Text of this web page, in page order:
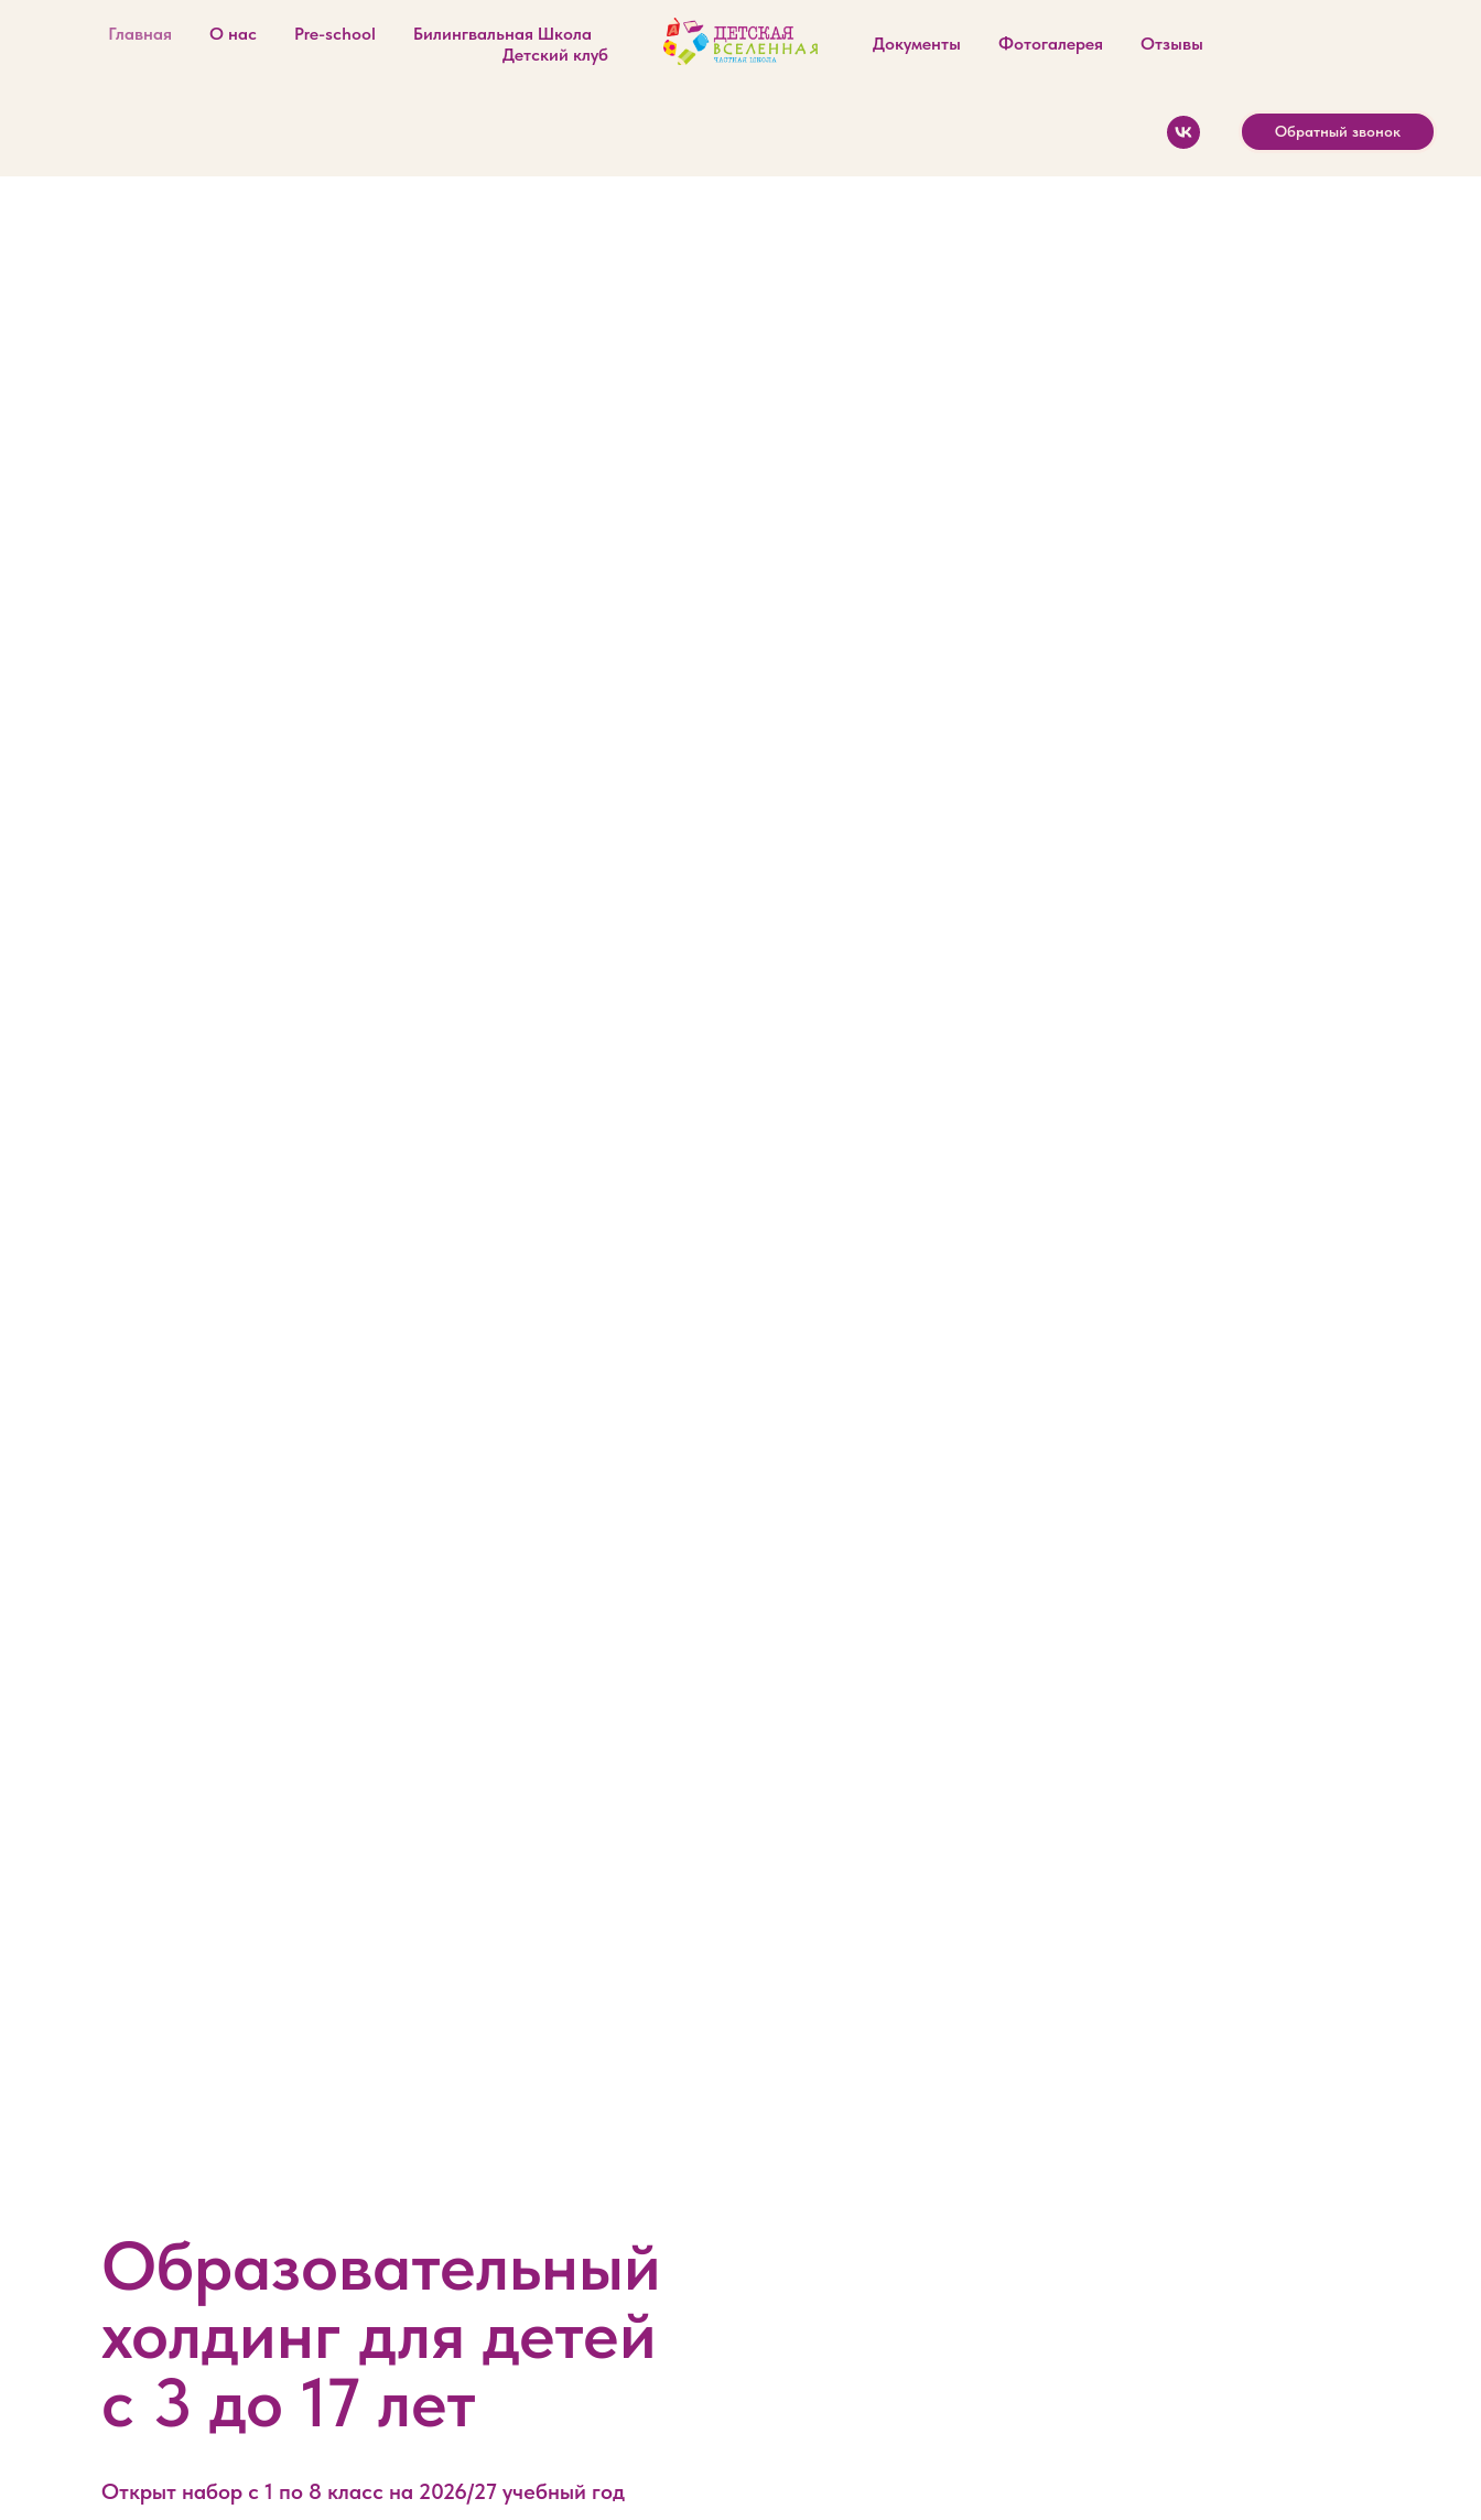
Главная О нас Pre-school
Билингвальная Школа
Детский клуб
Документы Фотогалерея Отзывы
Обратный звонок
Образовательный
холдинг для детей
с 3 до 17 лет
Открыт набор с 1 по 8 класс на 2026/27 учебный год